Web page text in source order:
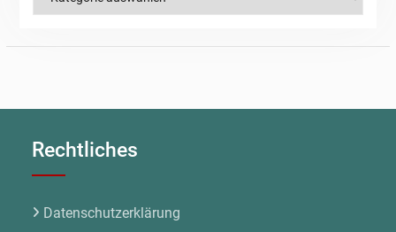
Rechtliches
Datenschutzerklärung